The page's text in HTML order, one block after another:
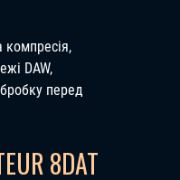
компресія,
DAW,
перед
8DAT